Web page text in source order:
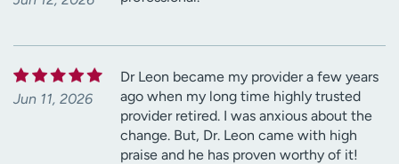
Jun 11, 2026
Dr Leon became my provider a few years
ago when my long time highly trusted
provider retired. I was anxious about the
change. But, Dr. Leon came with high
praise and he has proven worthy of it!